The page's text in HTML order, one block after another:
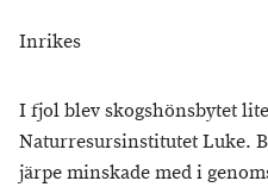
Inrikes
I fjol blev skogshönsbytet
Naturresursinstitutet Luke.
järpe minskade med i